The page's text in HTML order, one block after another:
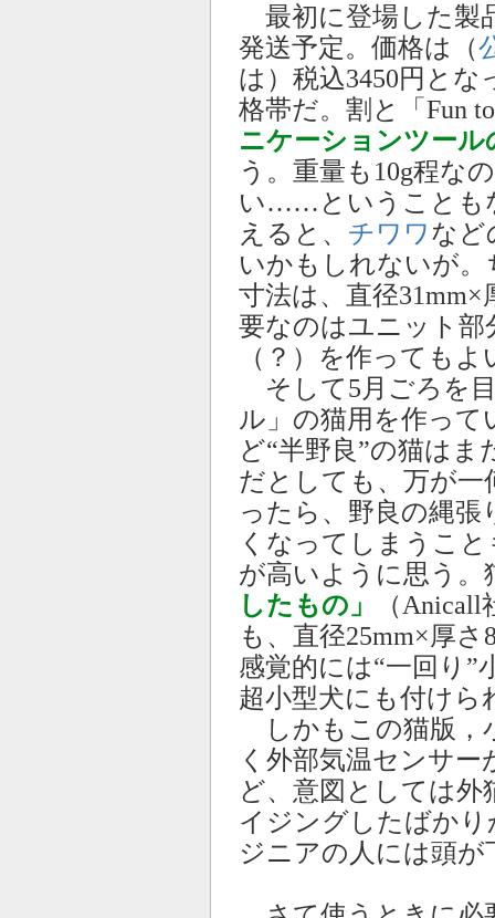
最初に登場した製
発送予定。価格は（
は）税込3450円と
格帯だ。割と「Fun
ニケーションツール
う。重量も10g程な
い……ということも
えると、 チワワなど
いかもしれないが
寸法は、直径
要なのはユニット部
（？）を作っても
そして5月ごろを
ル」の猫用を作っ
ど“半野良”の猫は
だとしても、万が
ったら、野良の縄
くなってしまうこ
が高いように思う。
したもの」
（
も、直径25mm×厚
感覚的には“一回り
超小型犬にも付け
しかもこの猫版，
く外部気温センサ
ど、意図としては
イジングしたばか
ジニアの人には頭が